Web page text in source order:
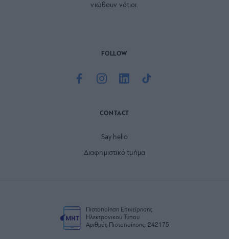
νιώθουν νότιοι.
FOLLOW
CONTACT
Say hello
Διαφημιστικό τμήμα
Πιστοποίηση Επιχείρησης
Ηλεκτρονικού Τύπου
Αριθμός Πιστοποίησης: 242175